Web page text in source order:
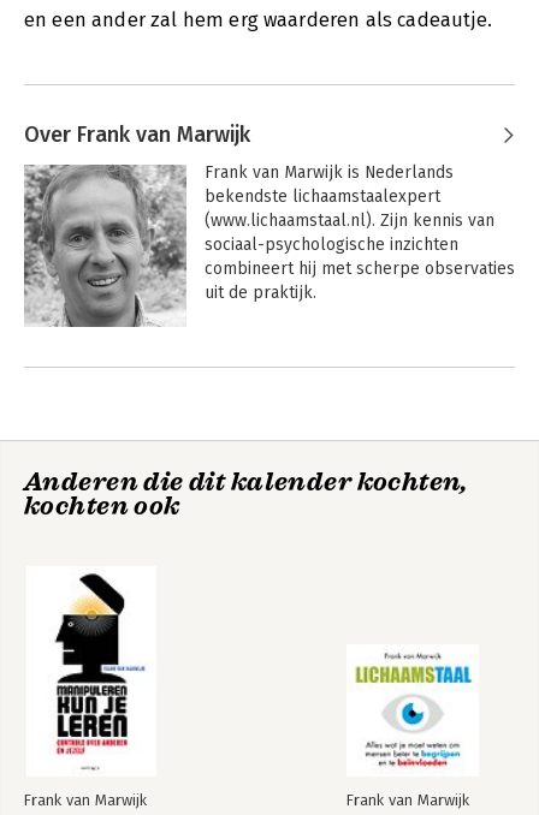
en een ander zal hem erg waarderen als cadeautje.
Over Frank van Marwijk
Frank van Marwijk is Nederlands
bekendste lichaamstaalexpert
(www.lichaamstaal.nl). Zijn kennis van
sociaal-psychologische inzichten
combineert hij met scherpe observaties
uit de praktijk.
Andere boeken door Frank van
Lichaamstaal
Manipuleren kun je
leren
Anderen die dit kalender kochten,
kochten ook
Frank van Marwijk Frank van Marwijk